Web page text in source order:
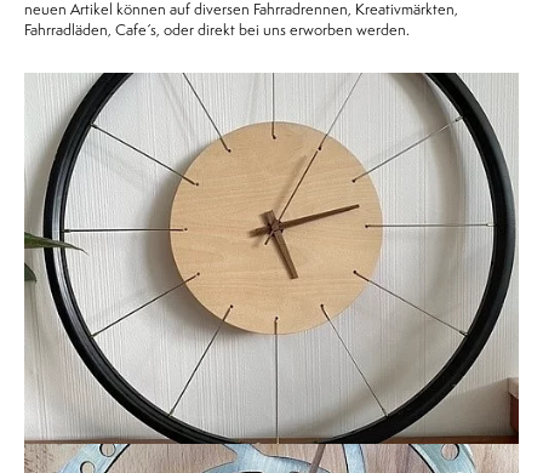
neuen Artikel können auf diversen Fahrradrennen, Kreativmärkten,
Fahrradläden, Cafe´s, oder direkt bei uns erworben werden.